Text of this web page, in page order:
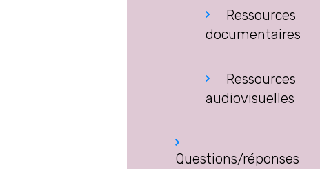
Ressources
documentaires
Ressources
audiovisuelles
Questions/réponses